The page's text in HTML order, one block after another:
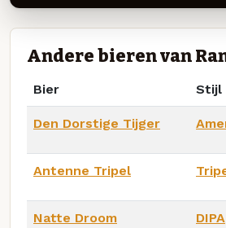
Andere bieren van
Bier Stijl
Den Dorstige Tijger
Antenne Tripel
Natte Droom DIPA